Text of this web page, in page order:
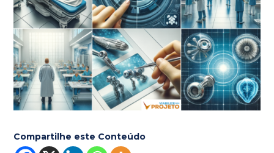
Compartilhe este Conteúdo